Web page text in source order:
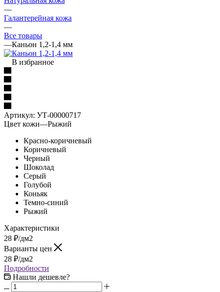
—
Галантерейная кожа
—
Все товары
—Каньон 1,2-1,4 мм
В избранное
Артикул: УТ-00000717
Цвет кожи—Рыжий
Красно-коричневый
Коричневый
Черный
Шоколад
Серый
Голубой
Коньяк
Темно-синий
Рыжий
Характеристики
28 ₽/дм2
Варианты цен
28 ₽/дм2
Подробности
Нашли дешевле?